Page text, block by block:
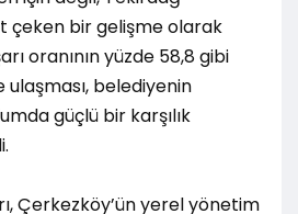
çeken bir gelişme olarak
oranının yüzde 58,8 gibi
belediyenin
güçlü bir karşılık
Çerkezköy’ün yerel yönetim